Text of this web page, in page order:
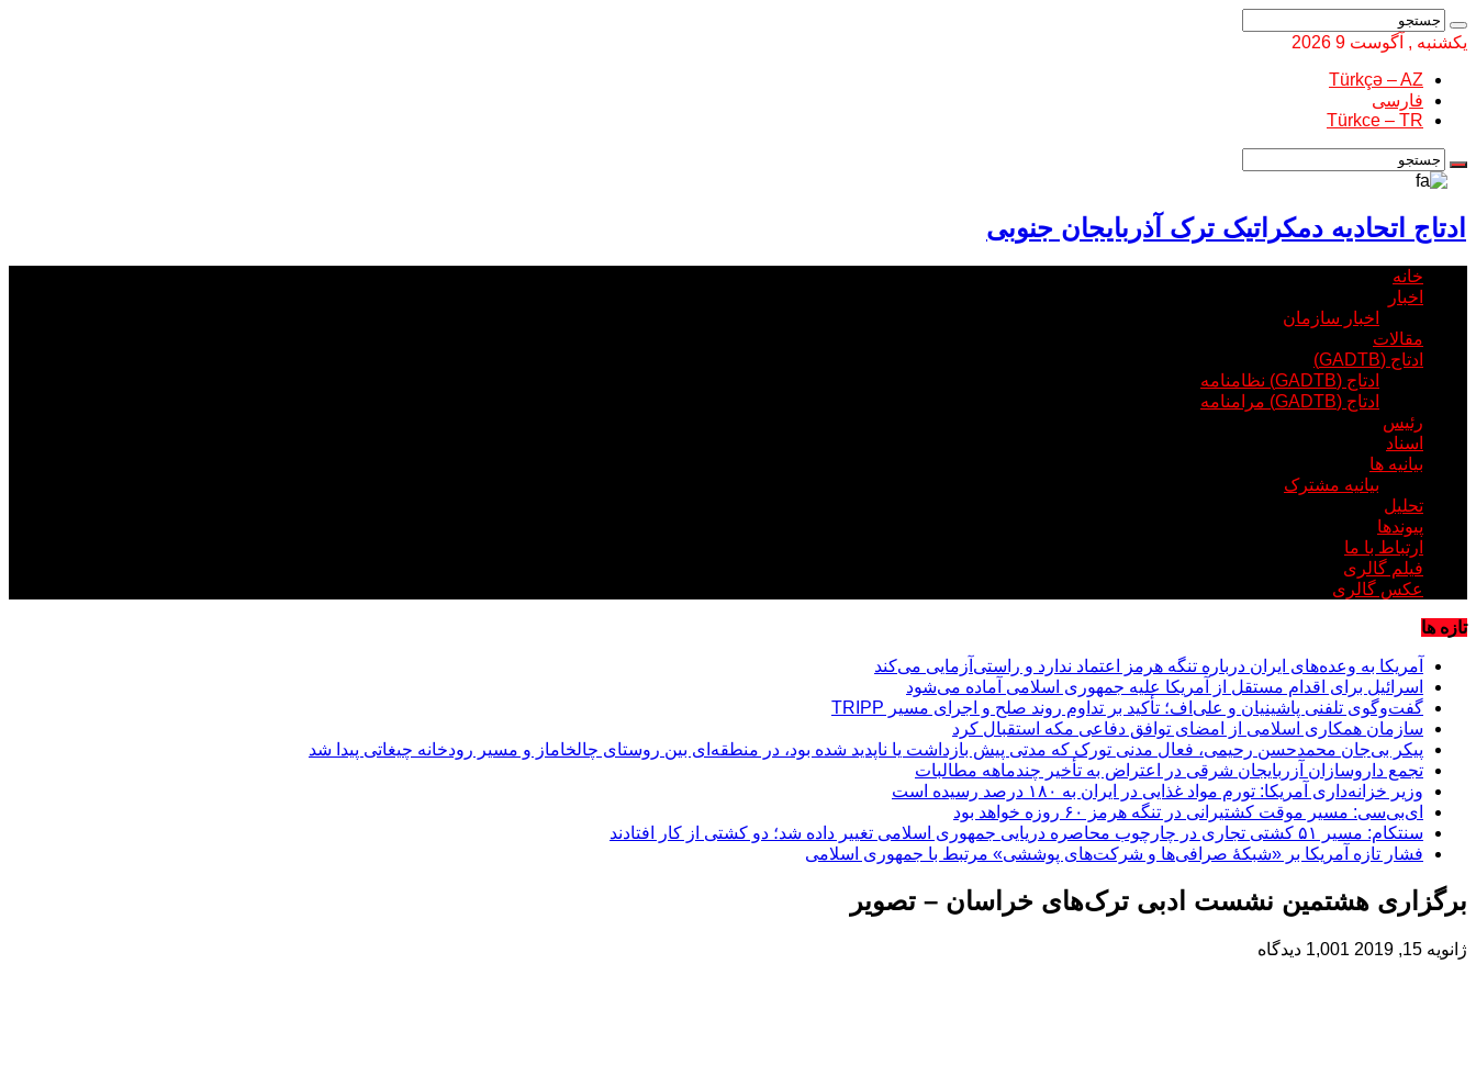
یکشنبه , آگوست 9 2026
Türkçə – AZ
فارسی
Türkce – TR
ادتاج اتحادیه دمکراتیک ترک آذربایجان جنوبی
خانه
اخبار
اخبار سازمان
مقالات
ادتاج (GADTB)
ادتاج (GADTB) نظامنامه
ادتاج (GADTB) مرامنامه
رئیس
اسناد
بیانیه ها
بیانیه مشترک
تحلیل
پیوندها
ارتباط با ما
فیلم گالری
عکس گالری
تازه ها
آمریکا به وعده‌های ایران درباره تنگه هرمز اعتماد ندارد و راستی‌آزمایی می‌کند
اسرائیل برای اقدام مستقل از آمریکا علیه جمهوری اسلامی آماده می‌شود
گفت‌وگوی تلفنی پاشینیان و علی‌اف؛ تأکید بر تداوم روند صلح و اجرای مسیر TRIPP
سازمان همکاری اسلامی از امضای توافق دفاعی مکه استقبال کرد
پیکر بی‌جان محمدحسن رحیمی، فعال مدنی تورک که مدتی پیش بازداشت یا ناپدید شده بود، در منطقه‌ای بین روستای چالخاماز و مسیر رودخانه چیغاتی پیدا شد
تجمع داروسازان آزربایجان شرقی در اعتراض به تأخیر چندماهه مطالبات
وزیر خزانه‌داری آمریکا: تورم مواد غذایی در ایران به ۱۸۰ درصد رسیده است
ای‌بی‌سی: مسیر موقت کشتیرانی در تنگه هرمز ۶۰ روزه خواهد بود
سنتکام: مسیر ۵۱ کشتی تجاری در چارچوب محاصره دریایی جمهوری اسلامی تغییر داده شد؛ دو کشتی از کار افتادند
فشار تازه آمریکا بر «شبکۀ صرافی‌ها و شرکت‌های پوششی» مرتبط با جمهوری اسلامی
برگزاری هشتمین نشست ادبی ترک‌های خراسان – تصویر
ژانویه 15, 2019 1,001 دیدگاه